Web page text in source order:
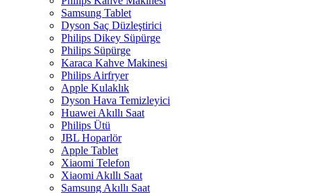
Samsung Tablet
Dyson Saç Düzleştirici
Philips Dikey Süpürge
Philips Süpürge
Karaca Kahve Makinesi
Philips Airfryer
Apple Kulaklık
Dyson Hava Temizleyici
Huawei Akıllı Saat
Philips Ütü
JBL Hoparlör
Apple Tablet
Xiaomi Telefon
Xiaomi Akıllı Saat
Samsung Akıllı Saat